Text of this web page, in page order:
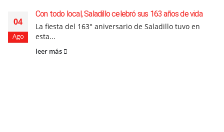
04
Ago
Con todo local, Saladillo celebró sus 163 años de vida
La fiesta del 163° aniversario de Saladillo tuvo en
esta...
leer más